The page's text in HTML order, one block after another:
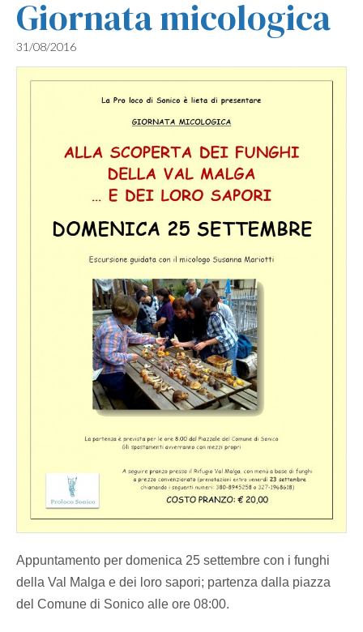
Giornata micologica
31/08/2016
Appuntamento per domenica 25 settembre con i funghi
della Val Malga e dei loro sapori; partenza dalla piazza
del Comune di Sonico alle ore 08:00.